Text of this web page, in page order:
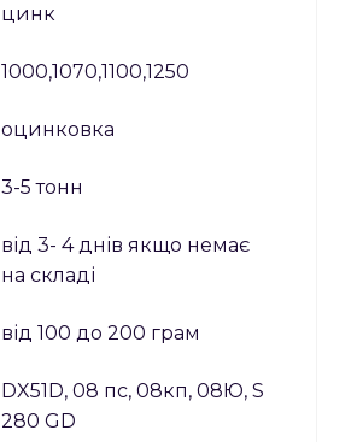
цинк
1000,1070,1100,1250
оцинковка
3-5 тонн
від 3- 4 днів якщо немає
на складі
від 100 до 200 грам
DX51D, 08 пс, 08кп, 08Ю, S
280 GD